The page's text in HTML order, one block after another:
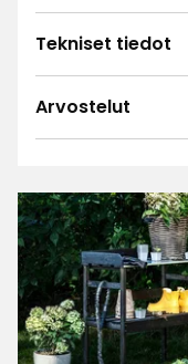
Tekniset tiedot
Arvostelut
4.8
127 arvostelua
Lajittele
Suodata